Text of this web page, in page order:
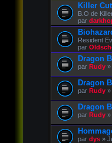
Killer
B.O de
par
Resident
par
Dragon
par Rudy»
Dragon
par Rudy»
Dragon
par Rudy»
par dys»